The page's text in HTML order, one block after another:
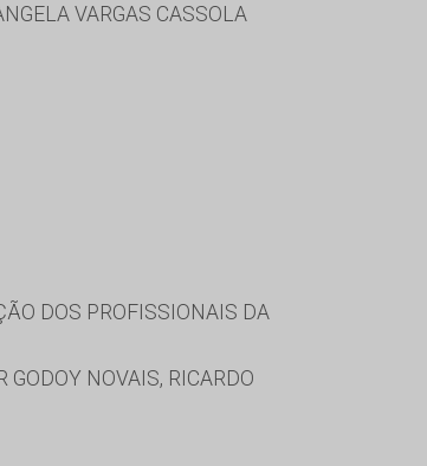
VARGAS CASSOLA
DOS PROFISSIONAIS DA
NOVAIS, RICARDO